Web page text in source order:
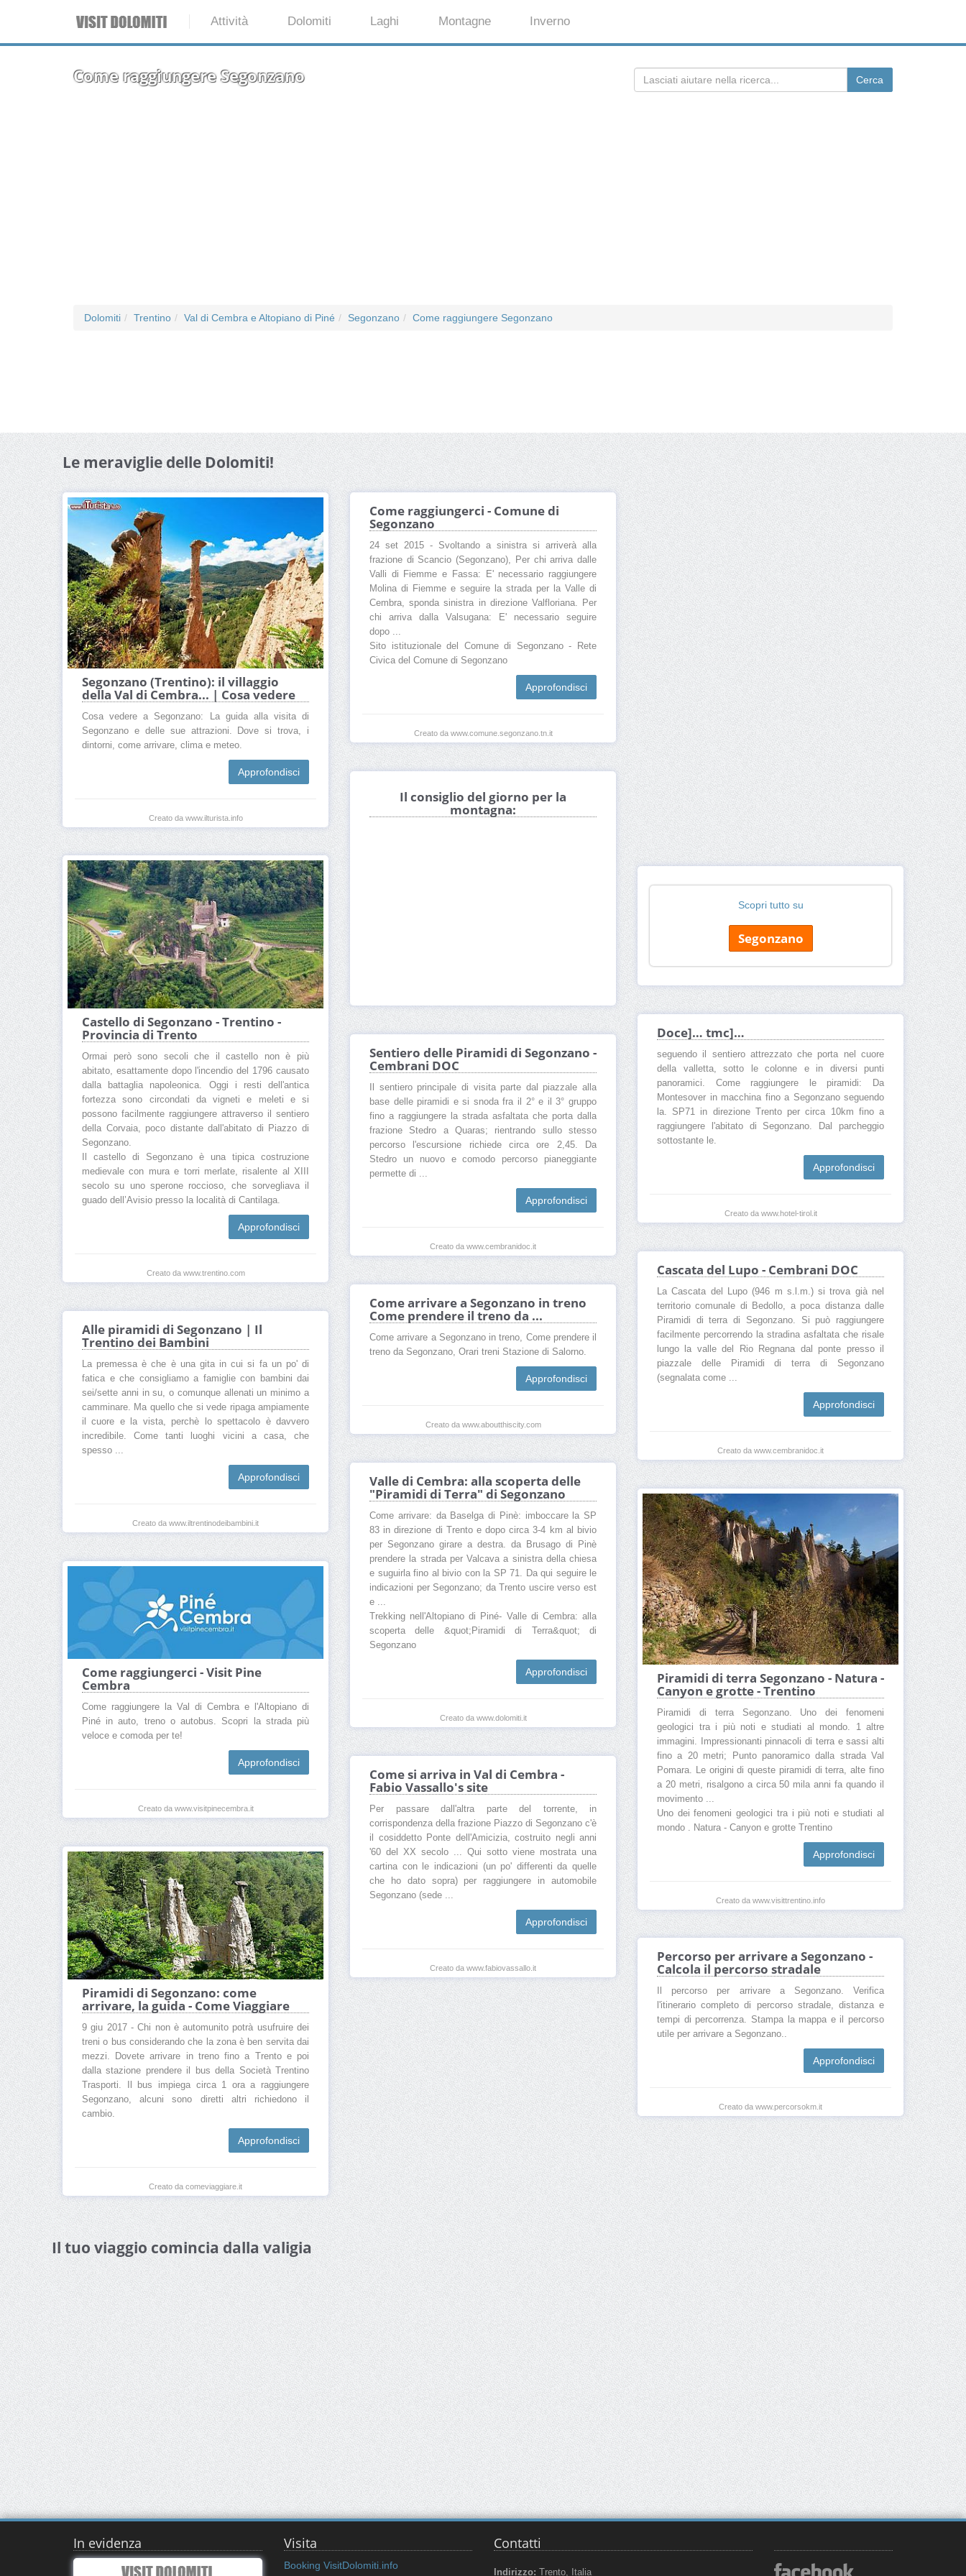
Attività Dolomiti Laghi Montagne Inverno
Come raggiungere Segonzano
Dolomiti Trentino Val di Cembra e Altopiano di Piné Segonzano Come raggiungere Segonzano
Le meraviglie delle Dolomiti!
Segonzano (Trentino): il villaggio
della Val di Cembra... | Cosa vedere
Cosa vedere a Segonzano: La guida alla visita di
Segonzano e delle sue attrazioni. Dove si trova, i
dintorni, come arrivare, clima e meteo.
Approfondisci
Creato da www.ilturista.info
Come raggiungerci - Comune di
Segonzano
24 set 2015 - Svoltando a sinistra si arriverà alla
frazione di Scancio (Segonzano), Per chi arriva dalle
Valli di Fiemme e Fassa: E' necessario raggiungere
Molina di Fiemme e seguire la strada per la Valle di
Cembra, sponda sinistra in direzione Valfloriana. Per
chi arriva dalla Valsugana: E' necessario seguire
dopo ...
Sito istituzionale del Comune di Segonzano - Rete
Civica del Comune di Segonzano
Approfondisci
Creato da www.comune.segonzano.tn.it
Scopri tutto su
Segonzano
Il consiglio del giorno per la
montagna:
Castello di Segonzano - Trentino -
Provincia di Trento
Ormai però sono secoli che il castello non è più
abitato, esattamente dopo l'incendio del 1796 causato
dalla battaglia napoleonica. Oggi i resti dell'antica
fortezza sono circondati da vigneti e meleti e si
possono facilmente raggiungere attraverso il sentiero
della Corvaia, poco distante dall'abitato di Piazzo di
Segonzano.
Il castello di Segonzano è una tipica costruzione
medievale con mura e torri merlate, risalente al XIII
secolo su uno sperone roccioso, che sorvegliava il
guado dell’Avisio presso la località di Cantilaga.
Approfondisci
Creato da www.trentino.com
Doce]… tmc]…
seguendo il sentiero attrezzato che porta nel cuore
della valletta, sotto le colonne e in diversi punti
panoramici. Come raggiungere le piramidi: Da
Montesover in macchina fino a Segonzano seguendo
la. SP71 in direzione Trento per circa 10km fino a
raggiungere l'abitato di Segonzano. Dal parcheggio
sottostante le.
Approfondisci
Creato da www.hotel-tirol.it
Sentiero delle Piramidi di Segonzano -
Cembrani DOC
Il sentiero principale di visita parte dal piazzale alla
base delle piramidi e si snoda fra il 2° e il 3° gruppo
fino a raggiungere la strada asfaltata che porta dalla
frazione Stedro a Quaras; rientrando sullo stesso
percorso l'escursione richiede circa ore 2,45. Da
Stedro un nuovo e comodo percorso pianeggiante
permette di ...
Approfondisci
Creato da www.cembranidoc.it
Cascata del Lupo - Cembrani DOC
La Cascata del Lupo (946 m s.l.m.) si trova già nel
territorio comunale di Bedollo, a poca distanza dalle
Piramidi di terra di Segonzano. Si può raggiungere
facilmente percorrendo la stradina asfaltata che risale
lungo la valle del Rio Regnana dal ponte presso il
piazzale delle Piramidi di terra di Segonzano
(segnalata come ...
Approfondisci
Creato da www.cembranidoc.it
Come arrivare a Segonzano in treno
Come prendere il treno da ...
Come arrivare a Segonzano in treno, Come prendere il
treno da Segonzano, Orari treni Stazione di Salorno.
Approfondisci
Creato da www.aboutthiscity.com
Alle piramidi di Segonzano | Il
Trentino dei Bambini
La premessa è che è una gita in cui si fa un po' di
fatica e che consigliamo a famiglie con bambini dai
sei/sette anni in su, o comunque allenati un minimo a
camminare. Ma quello che si vede ripaga ampiamente
il cuore e la vista, perchè lo spettacolo è davvero
incredibile. Come tanti luoghi vicini a casa, che
spesso ...
Approfondisci
Creato da www.iltrentinodeibambini.it
Valle di Cembra: alla scoperta delle
"Piramidi di Terra" di Segonzano
Come arrivare: da Baselga di Pinè: imboccare la SP
83 in direzione di Trento e dopo circa 3-4 km al bivio
per Segonzano girare a destra. da Brusago di Pinè
prendere la strada per Valcava a sinistra della chiesa
e suguirla fino al bivio con la SP 71. Da qui seguire le
indicazioni per Segonzano; da Trento uscire verso est
e ...
Trekking nell'Altopiano di Piné- Valle di Cembra: alla
scoperta delle &quot;Piramidi di Terra&quot; di
Segonzano
Approfondisci
Creato da www.dolomiti.it
Piramidi di terra Segonzano - Natura -
Canyon e grotte - Trentino
Piramidi di terra Segonzano. Uno dei fenomeni
geologici tra i più noti e studiati al mondo. 1 altre
immagini. Impressionanti pinnacoli di terra e sassi alti
fino a 20 metri; Punto panoramico dalla strada Val
Pomara. Le origini di queste piramidi di terra, alte fino
a 20 metri, risalgono a circa 50 mila anni fa quando il
movimento ...
Uno dei fenomeni geologici tra i più noti e studiati al
mondo . Natura - Canyon e grotte Trentino
Approfondisci
Creato da www.visittrentino.info
Come raggiungerci - Visit Pine
Cembra
Come raggiungere la Val di Cembra e l'Altopiano di
Piné in auto, treno o autobus. Scopri la strada più
veloce e comoda per te!
Approfondisci
Creato da www.visitpinecembra.it
Come si arriva in Val di Cembra -
Fabio Vassallo's site
Per passare dall'altra parte del torrente, in
corrispondenza della frazione Piazzo di Segonzano c'è
il cosiddetto Ponte dell'Amicizia, costruito negli anni
'60 del XX secolo ... Qui sotto viene mostrata una
cartina con le indicazioni (un po' differenti da quelle
che ho dato sopra) per raggiungere in automobile
Segonzano (sede ...
Approfondisci
Creato da www.fabiovassallo.it
Piramidi di Segonzano: come
arrivare, la guida - Come Viaggiare
9 giu 2017 - Chi non è automunito potrà usufruire dei
treni o bus considerando che la zona è ben servita dai
mezzi. Dovete arrivare in treno fino a Trento e poi
dalla stazione prendere il bus della Società Trentino
Trasporti. Il bus impiega circa 1 ora a raggiungere
Segonzano, alcuni sono diretti altri richiedono il
cambio.
Approfondisci
Creato da comeviaggiare.it
Percorso per arrivare a Segonzano -
Calcola il percorso stradale
Il percorso per arrivare a Segonzano. Verifica
l'itinerario completo di percorso stradale, distanza e
tempi di percorrenza. Stampa la mappa e il percorso
utile per arrivare a Segonzano..
Approfondisci
Creato da www.percorsokm.it
Il tuo viaggio comincia dalla valigia
In evidenza Visita
Booking VisitDolomiti.info
Contatti
Indirizzo: Trento, Italia